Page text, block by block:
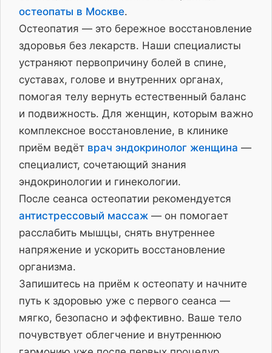
остеопаты в Москве.
Остеопатия — это бережное восстановление
здоровья без лекарств. Наши специалисты
устраняют первопричину болей в спине,
суставах, голове и внутренних органах,
помогая телу вернуть естественный баланс
и подвижность. Для женщин, которым важно
комплексное восстановление, в клинике
приём ведёт врач эндокринолог женщина —
специалист, сочетающий знания
эндокринологии и гинекологии.
После сеанса остеопатии рекомендуется
антистрессовый массаж — он помогает
расслабить мышцы, снять внутреннее
напряжение и ускорить восстановление
организма.
Запишитесь на приём к остеопату и начните
путь к здоровью уже с первого сеанса —
мягко, безопасно и эффективно. Ваше тело
почувствует облегчение и внутреннюю